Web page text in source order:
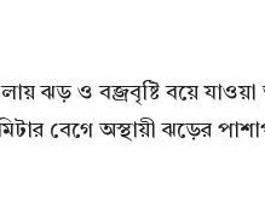
ঝড় ও বজ্রবৃষ্টি বয়ে
বেগে অস্থায়ী ঝড়ের